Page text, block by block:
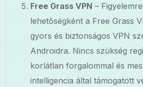
Free Grass VPN –
lehetőségként a Free Grass
gyors és biztonságos VPN
Androidra. Nincs szükség
korlátlan forgalommal és
intelligencia által támogatott